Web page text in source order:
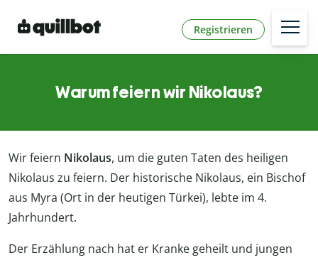
Registrieren
Warum feiern wir Nikolaus?
Wir feiern Nikolaus, um die guten Taten des heiligen
Nikolaus zu feiern. Der historische Nikolaus, ein Bischof
aus Myra (Ort in der heutigen Türkei), lebte im 4.
Jahrhundert.
Der Erzählung nach hat er Kranke geheilt und jungen